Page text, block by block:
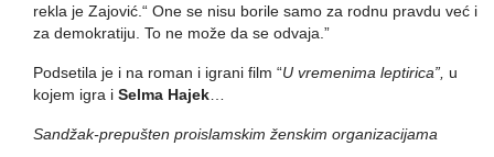
rekla je Zajović.“ One se nisu borile samo za rodnu pravdu već i
za demokratiju. To ne može da se odvaja.”
Podsetila je i na roman i igrani film “U vremenima leptirica”, u
kojem igra i Selma Hajek…
Sandžak-prepušten proislamskim ženskim organizacijama